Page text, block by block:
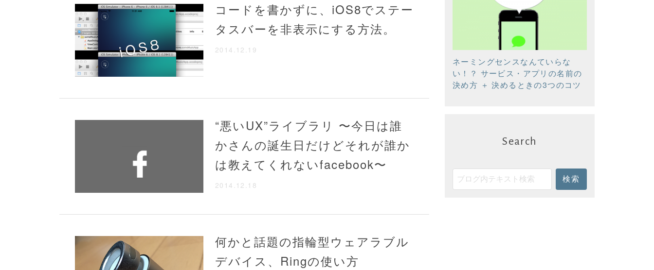
コードを書かずに、iOS8でステー
タスバーを非表示にする方法。
2014.12.19
“悪いUX”ライブラリ 〜今日は誰
かさんの誕生日だけどそれが誰か
は教えてくれないfacebook〜
2014.12.18
何かと話題の指輪型ウェアラブル
デバイス、Ringの使い方
ネーミングセンスなんていらな
い！？ サービス・アプリの名前の
決め方 ＋ 決めるときの3つのコツ
Search